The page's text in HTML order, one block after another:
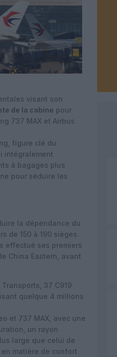
visant son
de la cabine pour
737 MAX et Airbus
figure clé du
intégralement
à bagages plus
pour séduire les
la dépendance du
de 150 à 190 sièges.
effectué ses premiers
China Eastern, avant
37 C919
quelque 4 millions
et 737 MAX, avec une
un rayon
large que celui de
matière de confort